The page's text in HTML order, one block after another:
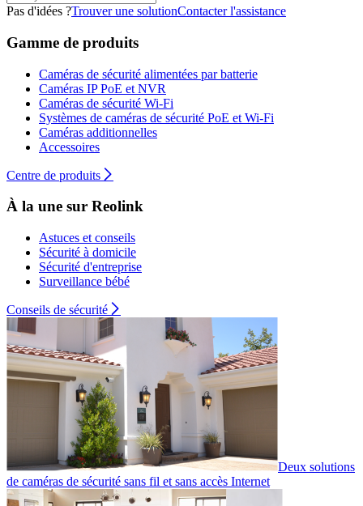
Pas d'idées ?Trouver une solutionContacter l'assistance
Gamme de produits
Caméras de sécurité alimentées par batterie
Caméras IP PoE et NVR
Caméras de sécurité Wi-Fi
Systèmes de caméras de sécurité PoE et Wi-Fi
Caméras additionnelles
Accessoires
Centre de produits
À la une sur Reolink
Astuces et conseils
Sécurité à domicile
Sécurité d'entreprise
Surveillance bébé
Conseils de sécurité
Deux solutions
de caméras de sécurité sans fil et sans accès Internet